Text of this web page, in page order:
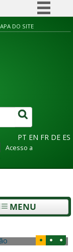
DO SITE
PT EN FR DE ES
Acesso a
MENU